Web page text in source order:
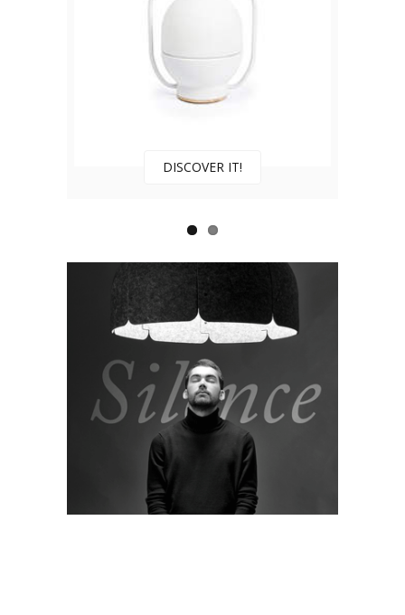
DISCOVER IT!